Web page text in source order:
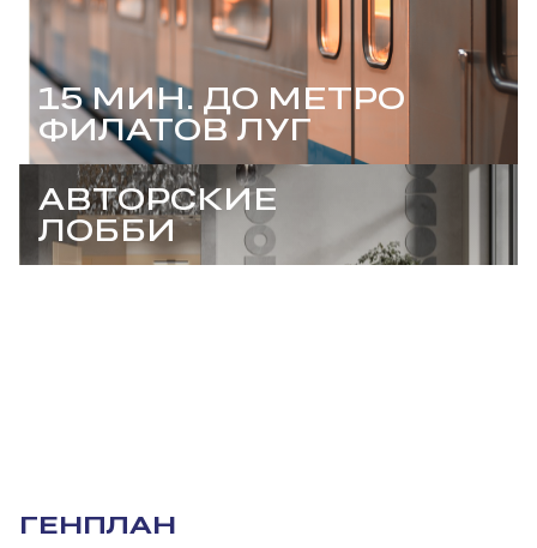
15 МИН. ДО МЕТРО
ФИЛАТОВ ЛУГ
АВТОРСКИЕ
ЛОББИ
ГЕНПЛАН